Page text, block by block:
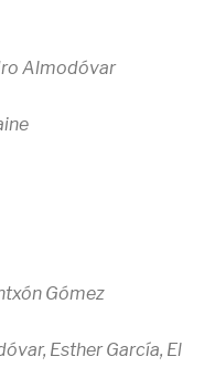
Almodóvar
Gómez
Esther García, El